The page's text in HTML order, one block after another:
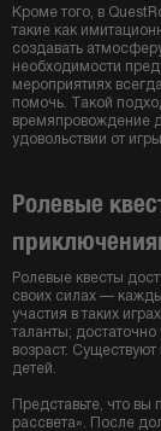
Кроме того, в
такие как
создавать
необходимости
мероприятиях
помочь. Такой
времяпровождение
удовольствии от
Ролевые
Ролевые квесты
своих силах —
участия в таких
таланты;
возраст.
детей.
Представьте, что
рассвета». После